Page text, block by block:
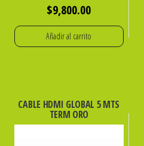
$9,800.00
Añadir al carrito
CABLE HDMI GLOBAL 5 MTS
TERM ORO